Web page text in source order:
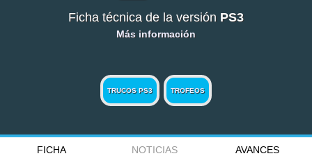
Ficha técnica de la versión PS3
Más información
TRUCOS PS3 TROFEOS
FICHA NOTICIAS
AVANCES